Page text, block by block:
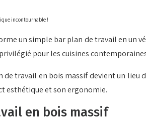
incontournable !
un simple bar plan de travail en un
pour les cuisines
de travail en bois massif devient un
esthétique et son ergonomie.
en bois massif